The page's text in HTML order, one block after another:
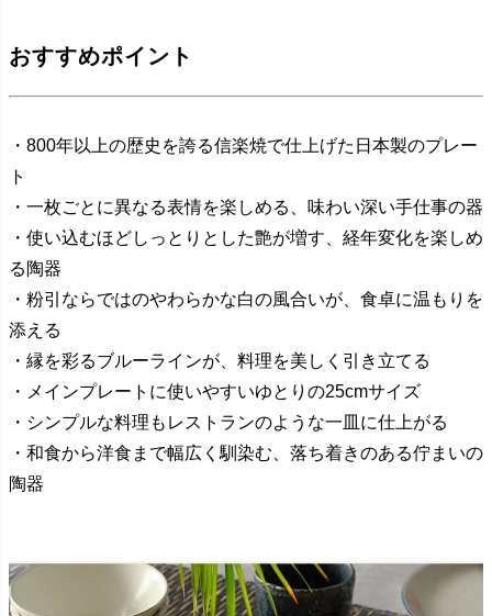
おすすめポイント
・800年以上の歴史を誇る信楽焼で仕上げた日本製のプレー
ト
・一枚ごとに異なる表情を楽しめる、味わい深い手仕事の器
・使い込むほどしっとりとした艶が増す、経年変化を楽しめ
る陶器
・粉引ならではのやわらかな白の風合いが、食卓に温もりを
添える
・縁を彩るブルーラインが、料理を美しく引き立てる
・メインプレートに使いやすいゆとりの25cmサイズ
・シンプルな料理もレストランのような一皿に仕上がる
・和食から洋食まで幅広く馴染む、落ち着きのある佇まいの
陶器